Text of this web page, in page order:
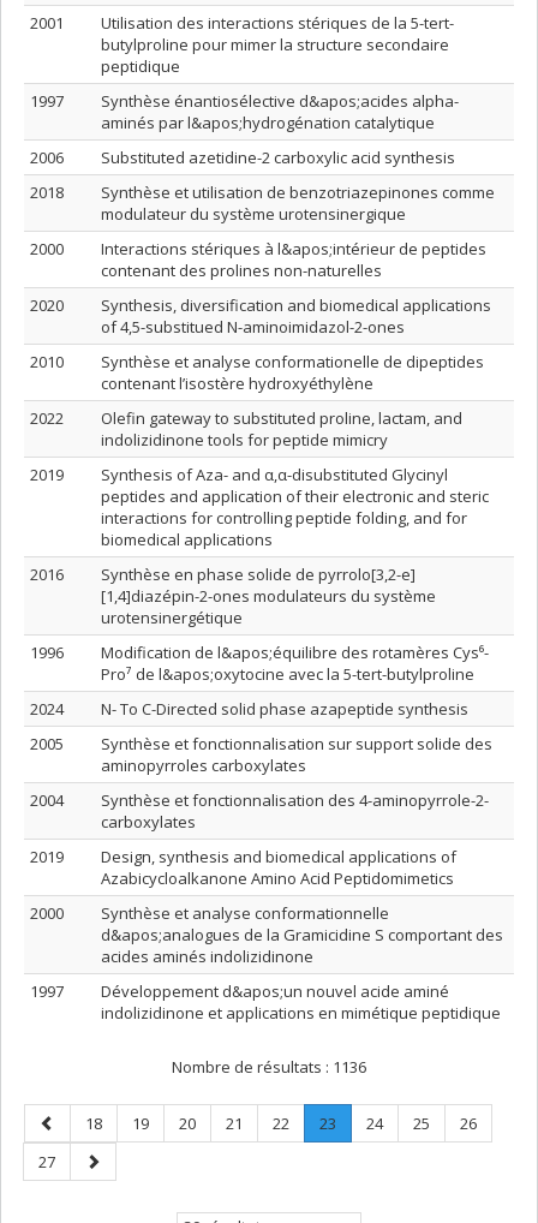
2001
Utilisation des interactions stériques de la 5-tert-
butylproline pour mimer la structure secondaire
peptidique
1997
Synthèse énantiosélective d&apos;acides alpha-
aminés par l&apos;hydrogénation catalytique
2006
Substituted azetidine-2 carboxylic acid synthesis
2018
Synthèse et utilisation de benzotriazepinones comme
modulateur du système urotensinergique
2000
Interactions stériques à l&apos;intérieur de peptides
contenant des prolines non-naturelles
2020
Synthesis, diversification and biomedical applications
of 4,5-substitued N-aminoimidazol-2-ones
2010
Synthèse et analyse conformationelle de dipeptides
contenant l’isostère hydroxyéthylène
2022
Olefin gateway to substituted proline, lactam, and
indolizidinone tools for peptide mimicry
2019
Synthesis of Aza- and α,α-disubstituted Glycinyl
peptides and application of their electronic and steric
interactions for controlling peptide folding, and for
biomedical applications
2016
Synthèse en phase solide de pyrrolo[3,2-e]
[1,4]diazépin-2-ones modulateurs du système
urotensinergétique
1996
Modification de l&apos;équilibre des rotamères Cys⁶-
Pro⁷ de l&apos;oxytocine avec la 5-tert-butylproline
2024
N- To C-Directed solid phase azapeptide synthesis
2005
Synthèse et fonctionnalisation sur support solide des
aminopyrroles carboxylates
2004
Synthèse et fonctionnalisation des 4-aminopyrrole-2-
carboxylates
2019
Design, synthesis and biomedical applications of
Azabicycloalkanone Amino Acid Peptidomimetics
2000
Synthèse et analyse conformationnelle
d&apos;analogues de la Gramicidine S comportant des
acides aminés indolizidinone
1997
Développement d&apos;un nouvel acide aminé
indolizidinone et applications en mimétique peptidique
Nombre de résultats : 1136
Page
précédente
Page
18 Page
19 Page
20 Page
21 Page
22 Page
23
Page
Page
24 Page
25 Page
26
Page
27
Page
suivante